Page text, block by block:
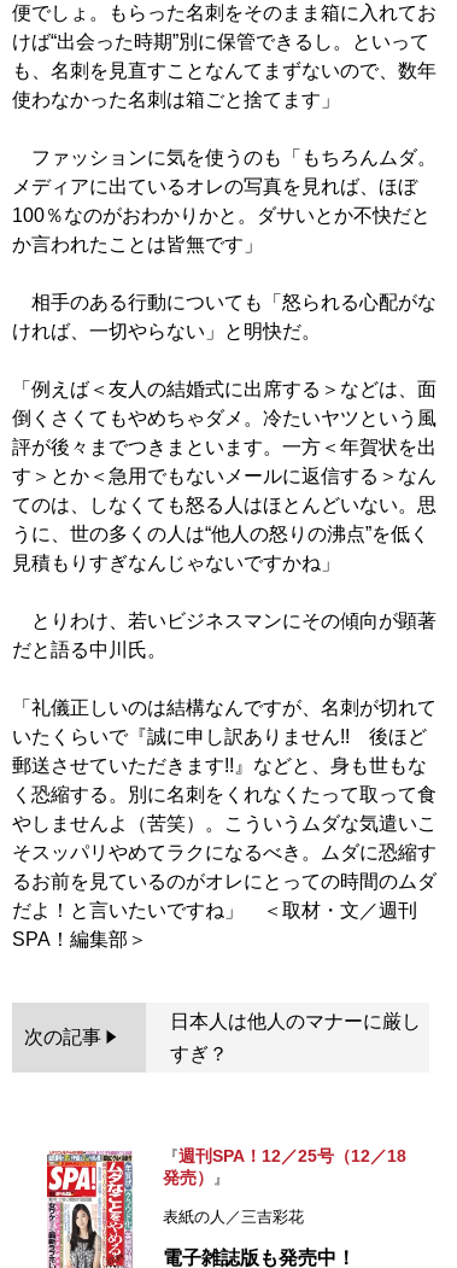
便でしょ。もらった名刺をそのまま箱に入れてお
けば“出会った時期”別に保管できるし。といって
も、名刺を見直すことなんてまずないので、数年
使わなかった名刺は箱ごと捨てます」
ファッションに気を使うのも「もちろんムダ。
メディアに出ているオレの写真を見れば、ほぼ
100％なのがおわかりかと。ダサいとか不快だと
か言われたことは皆無です」
相手のある行動についても「怒られる心配がな
ければ、一切やらない」と明快だ。
「例えば＜友人の結婚式に出席する＞などは、面
倒くさくてもやめちゃダメ。冷たいヤツという風
評が後々までつきまといます。一方＜年賀状を出
す＞とか＜急用でもないメールに返信する＞なん
てのは、しなくても怒る人はほとんどいない。思
うに、世の多くの人は“他人の怒りの沸点”を低く
見積もりすぎなんじゃないですかね」
とりわけ、若いビジネスマンにその傾向が顕著
だと語る中川氏。
「礼儀正しいのは結構なんですが、名刺が切れて
いたくらいで『誠に申し訳ありません!! 後ほど
郵送させていただきます!!』などと、身も世もな
く恐縮する。別に名刺をくれなくたって取って食
やしませんよ（苦笑）。こういうムダな気遣いこ
そスッパリやめてラクになるべき。ムダに恐縮す
るお前を見ているのがオレにとっての時間のムダ
だよ！と言いたいですね」 ＜取材・文／週刊
次の記事
日本人は他人のマナーに厳し
すぎ？
『週刊SPA！12／25号（12／18
発売）
』
表紙の人／三吉彩花
電子雑誌版も発売中！